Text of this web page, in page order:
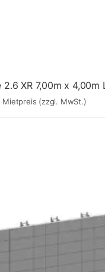
Mietpreis (zzgl. MwSt.)